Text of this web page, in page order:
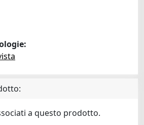
a questo prodotto.